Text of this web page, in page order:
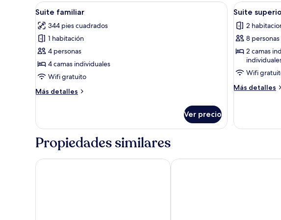
Abrir
todas
las
fotos
de
Suite
familiar
Habitación de hotel con cama, escritorio, silla,
4
Suite familiar
344 pies cuadrados
1 habitación
4 personas
4 camas individuales
Wifi gratuito
Más detalles
Más
familiar
Ver precio
Abrir
todas
las
fotos
de
Suite
superior
4
Suite
2
8 personas
2 camas
Wifi
Más detalles
Más
superior
Propiedades similares
Caramell Premium Resort Greenfield Hotel Golf & Spa